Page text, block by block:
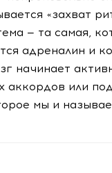
«захват
— та самая,
адреналин и
начинает
аккордов или
мы и